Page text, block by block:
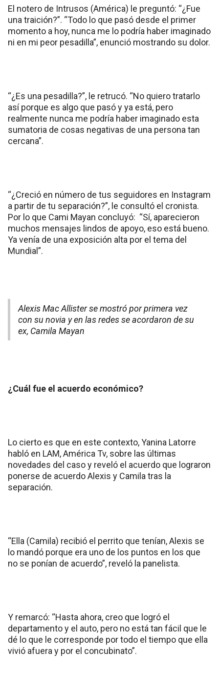
El notero de Intrusos (América) le preguntó: “¿Fue
una traición?”. “Todo lo que pasó desde el primer
momento a hoy, nunca me lo podría haber imaginado
ni en mi peor pesadilla”, enunció mostrando su dolor.
“¿Es una pesadilla?”, le retrucó. “No quiero tratarlo
así porque es algo que pasó y ya está, pero
realmente nunca me podría haber imaginado esta
sumatoria de cosas negativas de una persona tan
cercana”.
“¿Creció en número de tus seguidores en Instagram
a partir de tu separación?”, le consultó el cronista.
Por lo que Cami Mayan concluyó: “Sí, aparecieron
muchos mensajes lindos de apoyo, eso está bueno.
Ya venía de una exposición alta por el tema del
Mundial”.
Alexis Mac Allister se mostró por primera vez
con su novia y en las redes se acordaron de su
ex, Camila Mayan
¿Cuál fue el acuerdo económico?
Lo cierto es que en este contexto, Yanina Latorre
habló en LAM, América Tv, sobre las últimas
novedades del caso y reveló el acuerdo que lograron
ponerse de acuerdo Alexis y Camila tras la
separación.
“Ella (Camila) recibió el perrito que tenían, Alexis se
lo mandó porque era uno de los puntos en los que
no se ponían de acuerdo”, reveló la panelista.
Y remarcó: “Hasta ahora, creo que logró el
departamento y el auto, pero no está tan fácil que le
dé lo que le corresponde por todo el tiempo que ella
vivió afuera y por el concubinato”.